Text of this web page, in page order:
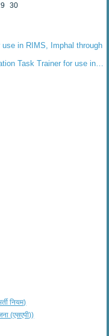
30
in RIMS, Imphal through
Task Trainer for use in…
नियम)
(एसएपी))